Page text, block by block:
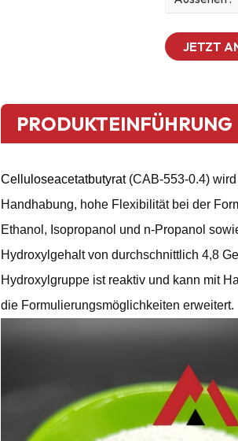
JETZT
PRODUKTEINFÜHRUNG
Celluloseacetatbutyrat (CAB-553-0.4)
Handhabung, hohe Flexibilität bei der
Ethanol, Isopropanol und n-Propanol
Hydroxylgehalt von durchschnittlich 4,8
Hydroxylgruppe ist reaktiv und kann mit
die Formulierungsmöglichkeiten erweitert.